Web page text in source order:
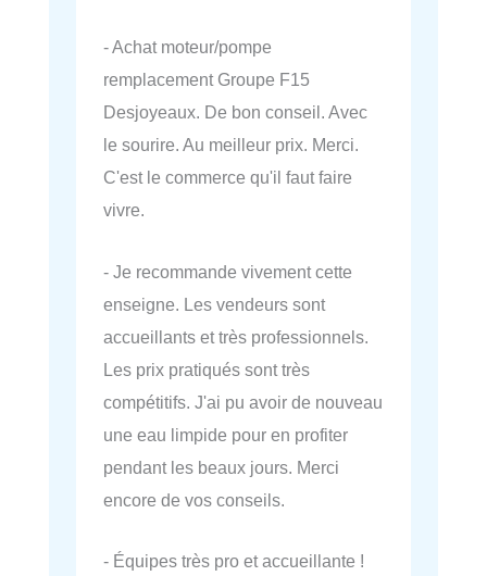
- Achat moteur/pompe
remplacement Groupe F15
Desjoyeaux. De bon conseil. Avec
le sourire. Au meilleur prix. Merci.
C'est le commerce qu'il faut faire
vivre.
- Je recommande vivement cette
enseigne. Les vendeurs sont
accueillants et très professionnels.
Les prix pratiqués sont très
compétitifs. J'ai pu avoir de nouveau
une eau limpide pour en profiter
pendant les beaux jours. Merci
encore de vos conseils.
- Équipes très pro et accueillante !